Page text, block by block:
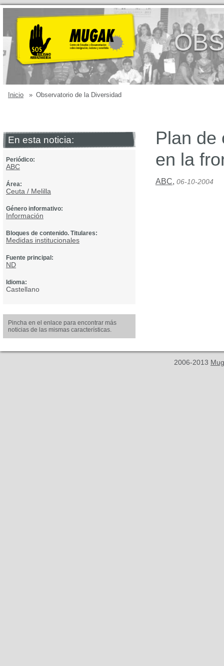
Inicio » Observatorio de la Diversidad
En esta noticia:
Periódico:
ABC
Área:
Ceuta / Melilla
Género informativo:
Información
Bloques de contenido. Titulares:
Medidas institucionales
Fuente principal:
ND
Idioma:
Castellano
Pincha en el enlace para encontrar más
noticias de las mismas características.
Plan de
en la
ABC, 06-10-2004
2006-2013